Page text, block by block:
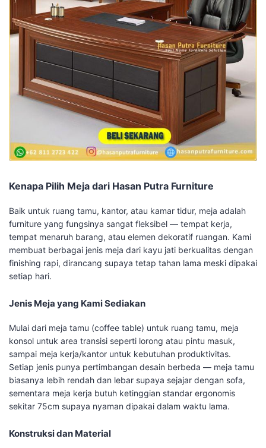
Kenapa Pilih Meja dari Hasan Putra Furniture
Baik untuk ruang tamu, kantor, atau kamar tidur, meja adalah
furniture yang fungsinya sangat fleksibel — tempat kerja,
tempat menaruh barang, atau elemen dekoratif ruangan. Kami
membuat berbagai jenis meja dari kayu jati berkualitas dengan
finishing rapi, dirancang supaya tetap tahan lama meski dipakai
setiap hari.
Jenis Meja yang Kami Sediakan
Mulai dari meja tamu (coffee table) untuk ruang tamu, meja
konsol untuk area transisi seperti lorong atau pintu masuk,
sampai meja kerja/kantor untuk kebutuhan produktivitas.
Setiap jenis punya pertimbangan desain berbeda — meja tamu
biasanya lebih rendah dan lebar supaya sejajar dengan sofa,
sementara meja kerja butuh ketinggian standar ergonomis
sekitar 75cm supaya nyaman dipakai dalam waktu lama.
Konstruksi dan Material